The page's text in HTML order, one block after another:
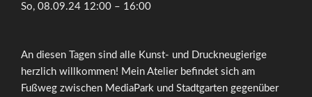
So, 08.09.24 12:00 – 16:00
An diesen Tagen sind alle Kunst- und Druckneugierige
herzlich willkommen! Mein Atelier befindet sich am
Fußweg zwischen MediaPark und Stadtgarten gegenüber